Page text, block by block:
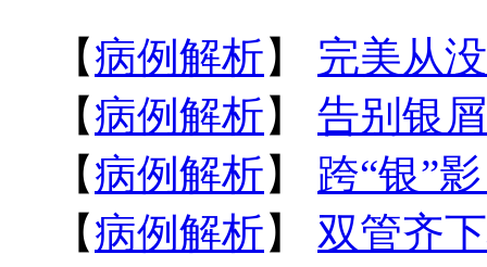
【病例解析】 完美从
【病例解析】 告别银
【病例解析】 跨“银”
【病例解析】 双管齐